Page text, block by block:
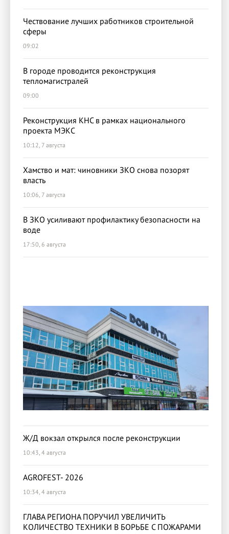
Чествование лучших работников строительной
сферы
09:02
В городе проводится реконструкция
тепломагистралей
09:00
Реконструкция КНС в рамках национального
проекта МЭКС
10:12, 7 августа
Хамство и мат: чиновники ЗКО снова позорят
власть
10:06, 7 августа
В ЗКО усиливают профилактику безопасности на
воде
17:50, 6 августа
Ж/Д вокзал открылся после реконструкции
10:43, 4 августа
AGROFEST- 2026
10:34, 4 августа
ГЛАВА РЕГИОНА ПОРУЧИЛ УВЕЛИЧИТЬ
КОЛИЧЕСТВО ТЕХНИКИ В БОРЬБЕ С ПОЖАРАМИ